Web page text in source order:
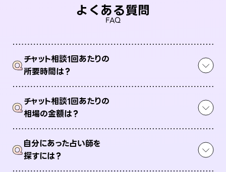
よくある質問
FAQ
Qチャット相談1回あたりの
所要時間は？
Qチャット相談1回あたりの
相場の金額は？
Q自分にあった占い師を
探すには？